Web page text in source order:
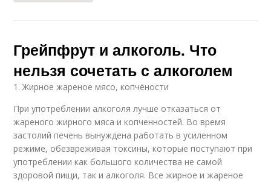
Грейпфрут и алкоголь. Что
нельзя сочетать с алкоголем
1. Жирное жареное мясо, копчёности
При употреблении алкоголя лучше отказаться от
жареного жирного мяса и копченностей. Во время
застолий печень вынуждена работать в усиленном
режиме, обезвреживая токсины, которые поступают при
употреблении как большого количества не самой
здоровой пищи, так и алкоголя. Все жирное и жареное